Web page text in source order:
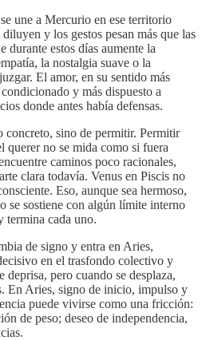
une a Mercurio en ese territorio
y los gestos pesan más que las
durante estos días aumente la
la nostalgia suave o la
El amor, en su sentido más
y más dispuesto a
donde antes había defensas.
concreto, sino de permitir. Permitir
querer no se mida como si fuera
caminos poco racionales,
clara todavía. Venus en Piscis no
Eso, aunque sea hermoso,
se sostiene con algún límite interno
termina cada uno.
de signo y entra en Aries,
en el trasfondo colectivo y
deprisa, pero cuando se desplaza,
En Aries, signo de inicio, impulso y
puede vivirse como una fricción:
de peso; deseo de independencia,